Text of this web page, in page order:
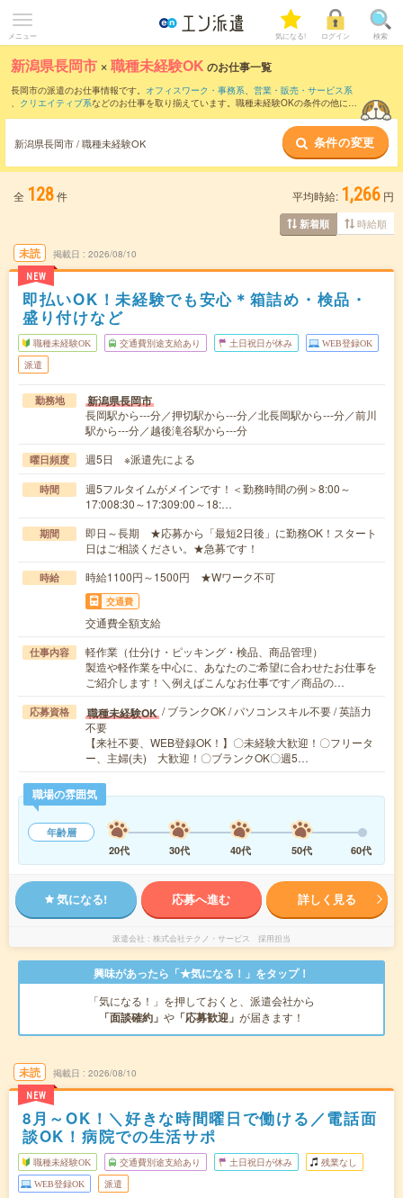
メニュー 気になる! ログイン 検索
新潟県長岡市 ×職種未経験OK のお仕事一覧
長岡市の派遣のお仕事情報です。 オフィスワーク・事務系、 営業・販売・サービス系
、 クリエイティブ系などのお仕事を取り揃えています。職種未経験OKの条件の他に、
新潟県長岡市 / 職種未経験OK 条件の変更
全 128件 平均時給: 1,266 円
新着順 時給順
未読
NEW
掲載日 2026/08/10
即払いOK！未経験でも安心＊箱詰め・検品・
盛り付けなど
職種未経験OK 交通費別途支給あり 土日祝日が休み WEB登録OK
派遣
勤務地 新潟県長岡市
長岡駅から---分／押切駅から---分／北長岡駅から---分／前川
駅から---分／越後滝谷駅から---分
曜日頻度 週5日 ※派遣先による
時間
週5フルタイムがメインです！＜勤務時間の例＞8:00～
17:008:30～17:309:00～18:…
期間
即日～長期 ★応募から「最短2日後」に勤務OK！スタート
日はご相談ください。★急募です！
時給 時給1100円～1500円 ★Wワーク不可
交通費
交通費全額支給
仕事内容
軽作業（仕分け・ピッキング・検品、商品管理）
製造や軽作業を中心に、あなたのご希望に合わせたお仕事を
ご紹介します！＼例えばこんなお仕事です／商品の…
応募資格 職種未経験OK / ブランクOK / パソコンスキル不要 / 英語力
不要
【来社不要、WEB登録OK！】〇未経験大歓迎！〇フリータ
ー、主婦(夫) 大歓迎！〇ブランクOK〇週5…
職場の雰囲気
年齢層
20代
30代 40代 50代 60代
気になる! 応募へ進む 詳しく見る
派遣会社 株式会社テクノ・サービス 採用担当
興味があったら「★気になる！」をタップ！
「気になる！」を押しておくと、派遣会社から
「面談確約」 や 「応募歓迎」 が届きます！
未読
NEW
掲載日 2026/08/10
8月～OK！＼好きな時間曜日で働ける／電話面
談OK！病院での生活サポ
職種未経験OK 交通費別途支給あり 土日祝日が休み 残業なし
WEB登録OK 派遣